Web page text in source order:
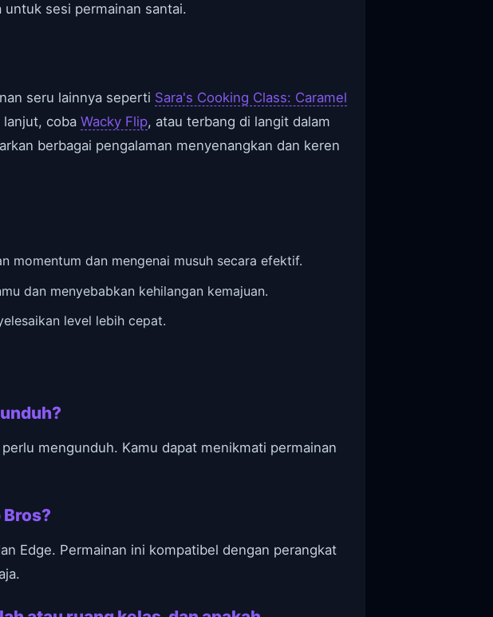
sesi permainan santai.
seru lainnya seperti Sara's Cooking Class: Caramel
coba Wacky Flip, atau terbang di langit dalam
berbagai pengalaman menyenangkan dan keren
momentum dan mengenai musuh secara efektif.
dan menyebabkan kehilangan kemajuan.
level lebih cepat.
mengunduh. Kamu dapat menikmati permainan
Edge. Permainan ini kompatibel dengan perangkat